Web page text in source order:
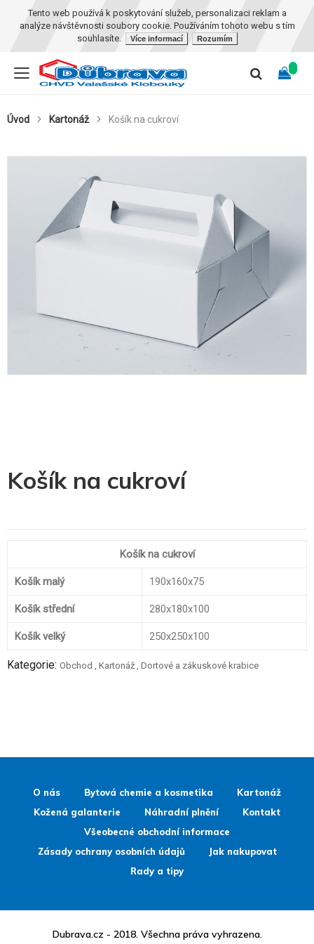
Tento web používá k poskytování služeb, personalizaci reklam a
analýze návštěvnosti soubory cookie. Používáním tohoto webu s tím
souhlasíte.
Více informací Rozumím
Úvod Kartonáž Košík na cukroví
Košík na cukroví
Košík na cukroví
Košík malý 190x160x75
Košík střední 280x180x100
Košík velký 250x250x100
Kategorie: Obchod , Kartonáž , Dortové a zákuskové krabice
to
the
O nás Bytová chemie a kosmetika
Kartonáž
Kožená galanterie
Náhradní plnění
Kontakt
Všeobecné obchodní informace
Zásady ochrany osobních údajů
Jak nakupovat
Rady a tipy
Dubrava.cz - 2018. Všechna práva vyhrazena.